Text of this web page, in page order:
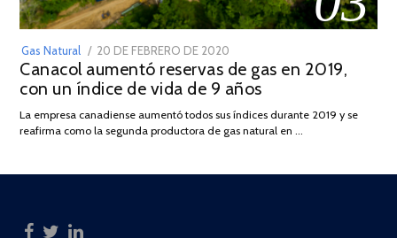
Gas Natural
POSTED
ON
20 DE FEBRERO DE 2020
DE
JULIO
2025
Canacol aumentó reservas de gas en 2019,
con un índice de vida de 9 años
La empresa canadiense aumentó todos sus índices durante 2019 y se
reafirma como la segunda productora de gas natural en …